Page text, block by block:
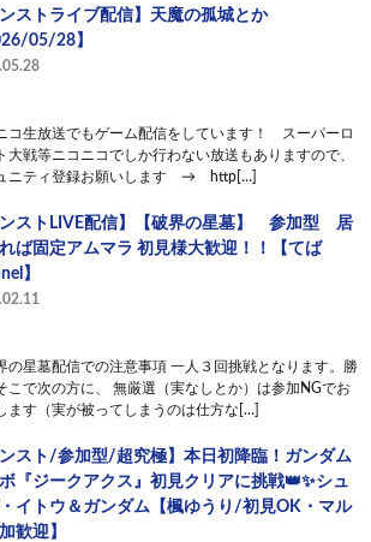
ンストライブ配信】天魔の孤城とか
05/28】
コ生放送でもゲーム配信をしています！ スーパーロ
大戦等ニコニコでしか行わない放送もありますので、
ニティ登録お願いします → http[…]
ンストLIVE配信】【破界の星墓】 参加型 居
ば固定アムマラ 初見様大歓迎！！【てば
】
の星墓配信での注意事項 一人３回挑戦となります。勝
こで次の方に、 無厳選（実なしとか）は参加NGでお
ます（実が被ってしまうのは仕方な[…]
ンスト/参加型/超究極】本日初降臨！ガンダム
『ジークアクス』初見クリアに挑戦👑✨シュ
イトウ＆ガンダム【楓ゆうり/初見OK・マル
歓迎】